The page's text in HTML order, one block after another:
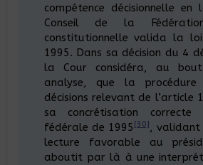
compétence décisionnelle
Conseil de la
constitutionnelle valida la
1995. Dans sa décision du 4
la Cour considéra, au bout
analyse, que la
décisions relevant de l’article
sa concrétisation
fédérale de 1995 [30] , validant
lecture favorable au
aboutit par là à une